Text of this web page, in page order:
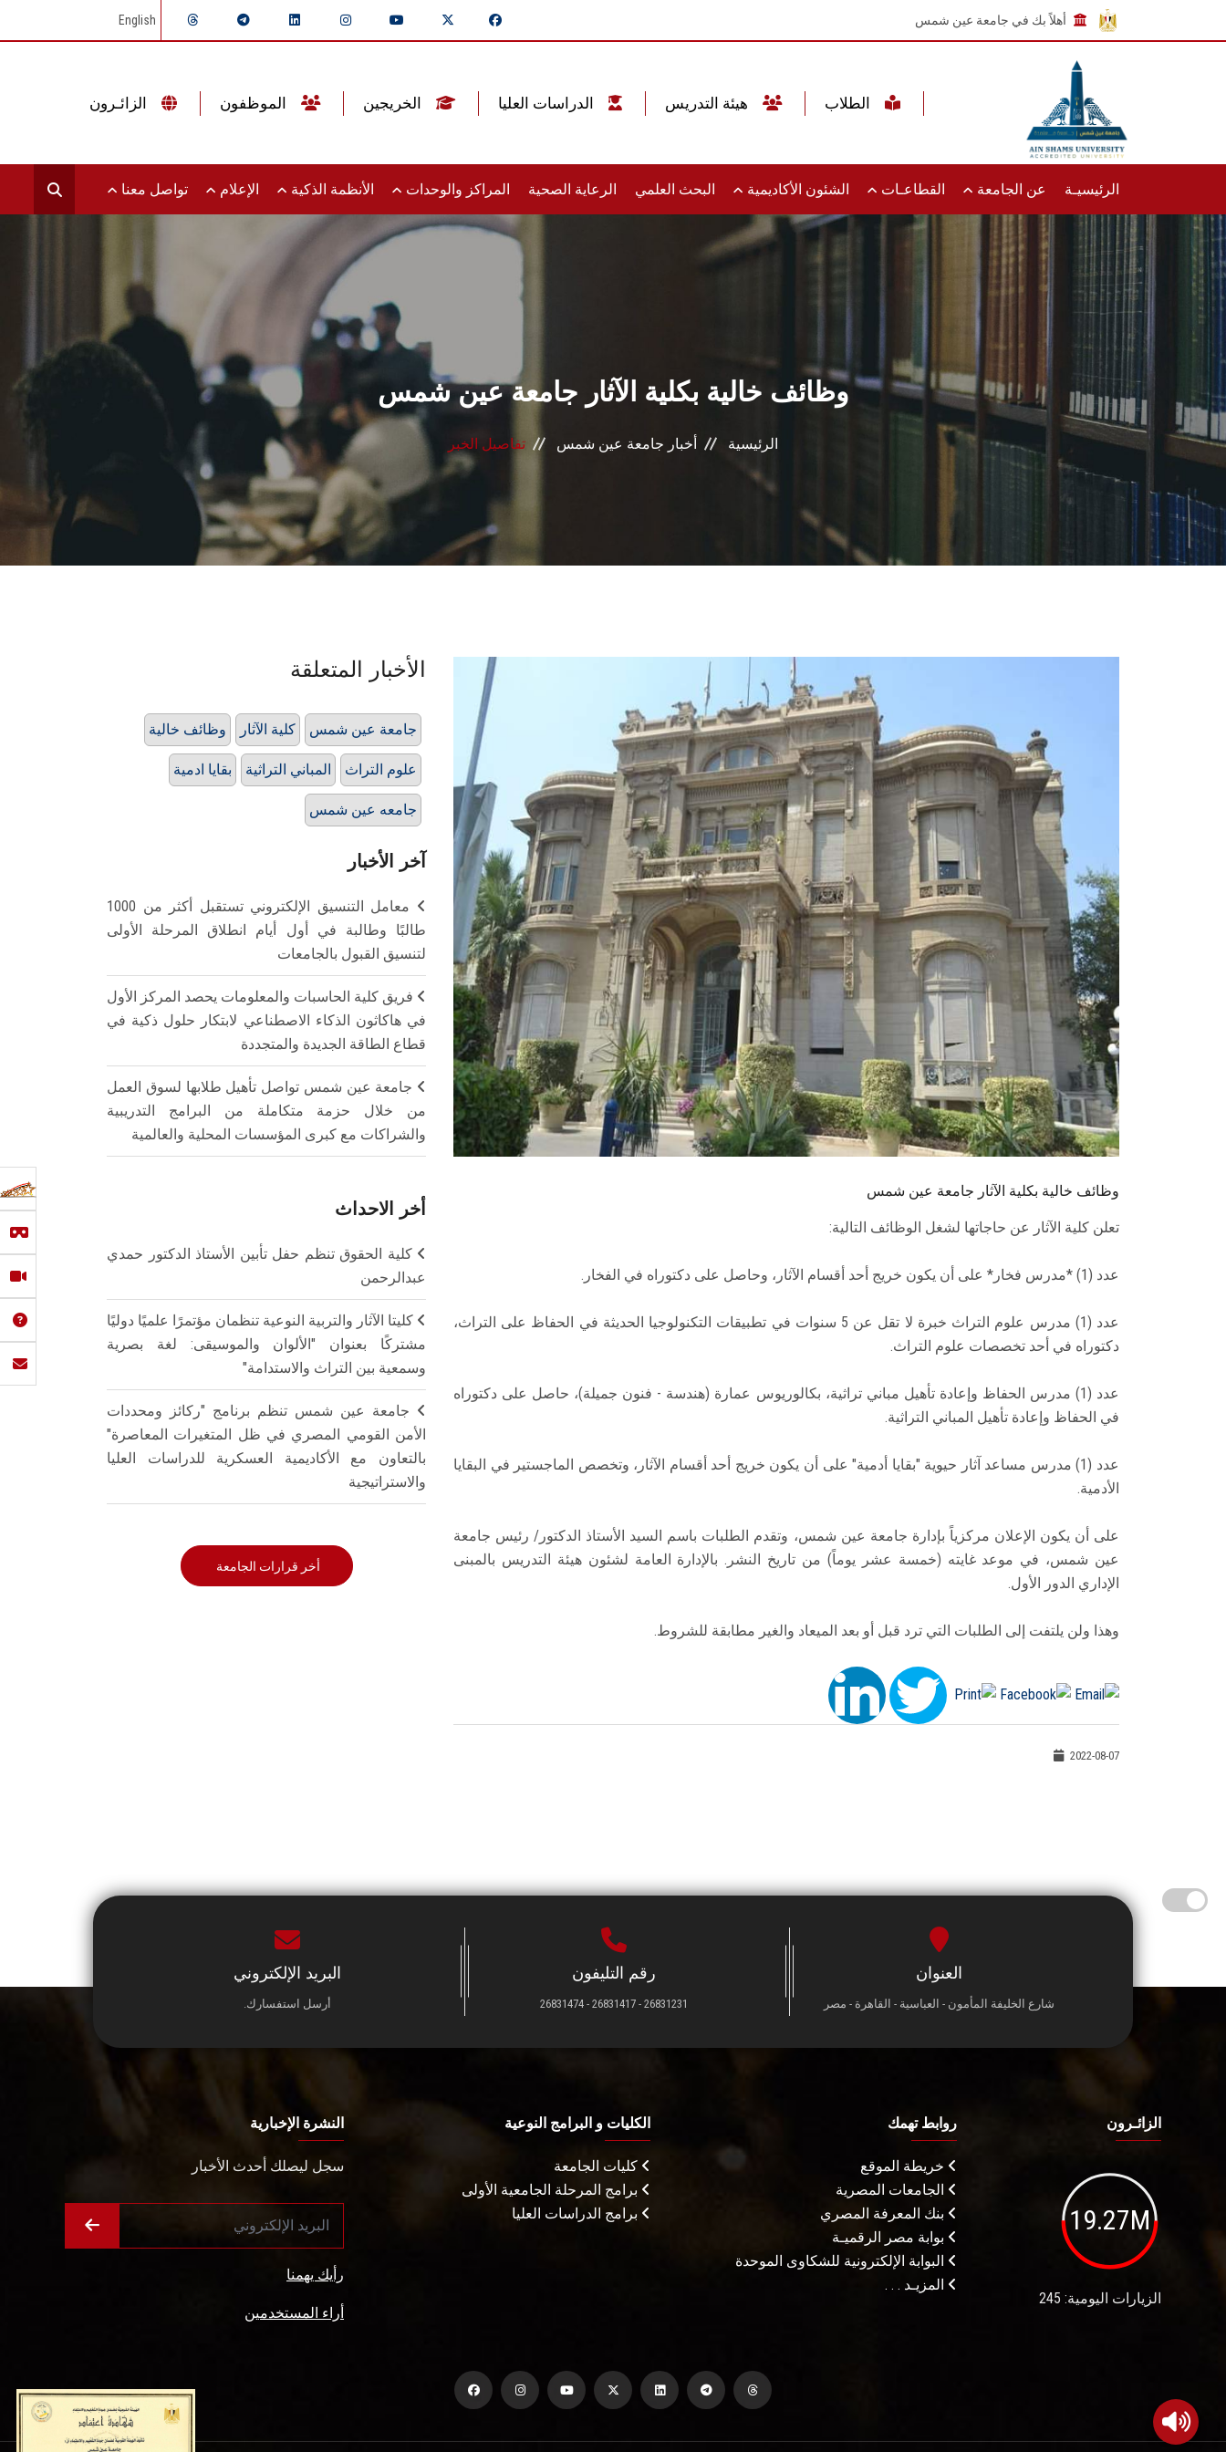
أهلاً بك في جامعة عين شمس English
الرئيسيـة عن الجامعة القطاعـات الشئون الأكاديمية البحث العلمي الرعاية الصحية المراكز والوحدات الأنظمة الذكية الإعلام تواصل معنا
وظائف خالية بكلية الآثار جامعة عين شمس
الرئيسية أخبار جامعة عين شمس تفاصيل الخبر
وظائف خالية بكلية الآثار جامعة عين شمس
تعلن كلية الآثار عن حاجاتها لشغل الوظائف التالية:
عدد (1) *مدرس فخار* على أن يكون خريج أحد أقسام الآثار، وحاصل على دكتوراه في الفخار.
عدد (1) مدرس علوم التراث خبرة لا تقل عن 5 سنوات في تطبيقات التكنولوجيا الحديثة في الحفاظ على التراث،
دكتوراه في أحد تخصصات علوم التراث.
عدد (1) مدرس الحفاظ وإعادة تأهيل مباني تراثية، بكالوريوس عمارة (هندسة - فنون جميلة)، حاصل على دكتوراه
في الحفاظ وإعادة تأهيل المباني التراثية.
عدد (1) مدرس مساعد آثار حيوية "بقايا أدمية" على أن يكون خريج أحد أقسام الآثار، وتخصص الماجستير في البقايا
الأدمية.
على أن يكون الإعلان مركزياً بإدارة جامعة عين شمس، وتقدم الطلبات باسم السيد الأستاذ الدكتور/ رئيس جامعة
عين شمس، في موعد غايته (خمسة عشر يوماً) من تاريخ النشر. بالإدارة العامة لشئون هيئة التدريس بالمبنى
الإداري الدور الأول.
وهذا ولن يلتفت إلى الطلبات التي ترد قبل أو بعد الميعاد والغير مطابقة للشروط.
2022-08-07
الأخبار المتعلقة
وظائف خالية كلية الآثار جامعة عين شمس
بقايا ادمية المباني التراثية علوم التراث
جامعه عين شمس
آخر الأخبار
معامل التنسيق الإلكتروني تستقبل أكثر من 1000
طالبًا وطالبة في أول أيام انطلاق المرحلة الأولى
لتنسيق القبول بالجامعات
فريق كلية الحاسبات والمعلومات يحصد المركز الأول
في هاكاثون الذكاء الاصطناعي لابتكار حلول ذكية في
قطاع الطاقة الجديدة والمتجددة
جامعة عين شمس تواصل تأهيل طلابها لسوق العمل
من خلال حزمة متكاملة من البرامج التدريبية
والشراكات مع كبرى المؤسسات المحلية والعالمية
أخر الاحداث
كلية الحقوق تنظم حفل تأبين الأستاذ الدكتور حمدي
عبدالرحمن
كليتا الآثار والتربية النوعية تنظمان مؤتمرًا علميًا دوليًا
مشتركًا بعنوان "الألوان والموسيقى: لغة بصرية
وسمعية بين التراث والاستدامة"
جامعة عين شمس تنظم برنامج "ركائز ومحددات
الأمن القومي المصري في ظل المتغيرات المعاصرة"
بالتعاون مع الأكاديمية العسكرية للدراسات العليا
والاستراتيجية
أخر قرارات الجامعة
العنوان
شارع الخليفة المأمون - العباسية - القاهرة - مصر
رقم التليفون
26831231 - 26831417 - 26831474
البريد الإلكتروني
أرسل استفسارك.
الزائـرون
19.27M
الزيارات اليومية: 245
روابط تهمك
خريطة الموقع
الجامعات المصرية
بنك المعرفة المصري
بوابة مصر الرقميـة
البوابة الإلكترونية للشكاوى الموحدة
المزيـد . . .
الكليات و البرامج النوعية
كليات الجامعة
برامج المرحلة الجامعية الأولى
برامج الدراسات العليا
النشرة الإخبارية
سجل ليصلك أحدث الأخبار
رأيك يهمنا
أراء المستخدمين